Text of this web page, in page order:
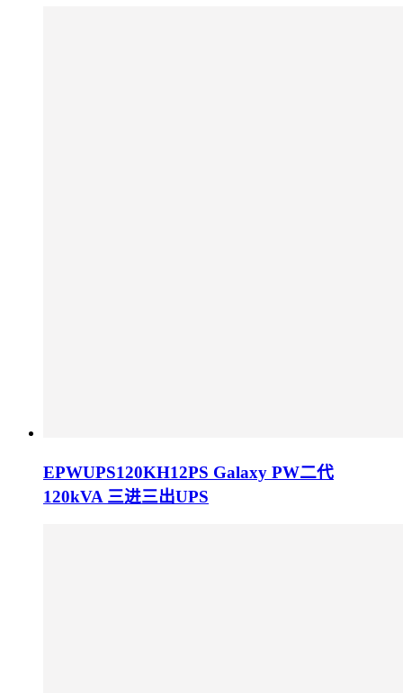
EPWUPS120KH12PS Galaxy PW二代
120kVA 三进三出UPS